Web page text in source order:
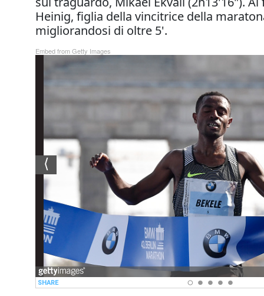
Heinig, figlia della vincitrice della
migliorandosi di oltre 5'.
Embed from Getty Images